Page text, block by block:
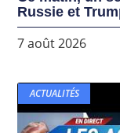
Russie et
7 août 2026
ACTUALITÉS